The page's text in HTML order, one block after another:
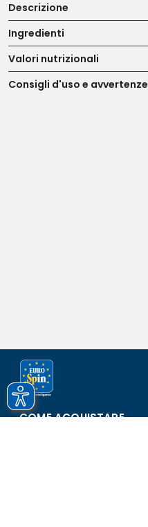
Descrizione
Ingredienti
Valori nutrizionali
Consigli d'uso e avvertenze
COME ACQUISTARE